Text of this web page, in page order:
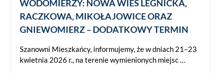
WODOMIERZY: NOWA WIEŚ LEGNICKA,
RACZKOWA, MIKOŁAJOWICE ORAZ
GNIEWOMIERZ – DODATKOWY TERMIN
Szanowni Mieszkańcy, informujemy, że w dniach 21–23
kwietnia 2026 r., na terenie wymienionych miejsc …